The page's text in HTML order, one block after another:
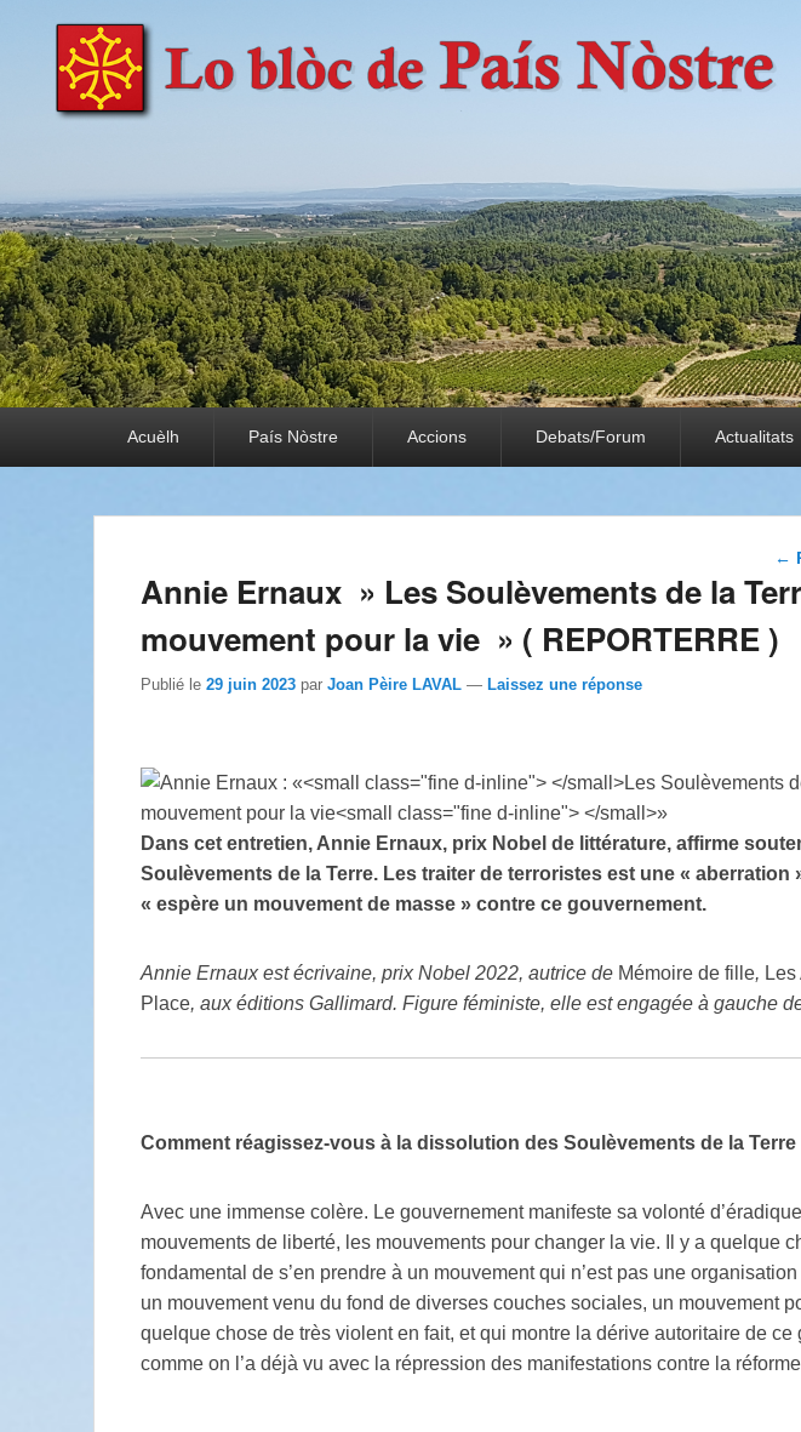
País Nòstre
Paratge e Convivència
Acuèlh País Nòstre Accions Debats/Forum Actualitats
←
Annie Ernaux » Les Soulèvements de la
mouvement pour la vie » ( REPORTERRE )
Publié le 29 juin 2023 par Joan Pèire LAVAL — Laissez une réponse
Dans cet entretien, Annie Ernaux, prix Nobel de littérature, affirme
Soulèvements de la Terre. Les traiter de terroristes est une « aberration
« espère un mouvement de masse » contre ce gouvernement.
Annie Ernaux est écrivaine, prix Nobel 2022, autrice de Mémoire de fille,
Place, aux éditions Gallimard. Figure féministe, elle est engagée à gauche
Comment réagissez-vous à la dissolution des Soulèvements de la Terre
Avec une immense colère. Le gouvernement manifeste sa volonté
mouvements de liberté, les mouvements pour changer la vie. Il y a quelque
fondamental de s’en prendre à un mouvement qui n’est pas une
un mouvement venu du fond de diverses couches sociales, un mouvement
quelque chose de très violent en fait, et qui montre la dérive autoritaire de ce
comme on l’a déjà vu avec la répression des manifestations contre la